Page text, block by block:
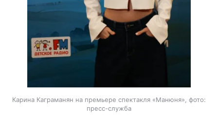
Карина Каграманян на премьере спектакля «Манюня», фото:
пресс-служба